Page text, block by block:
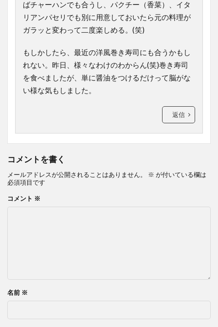
ばチャーハンでも合うし、パクチー（香菜）、イタ
リアンパセリでも別に用意しておいたら元の料理が
ガラッと変わって二度楽しめる。(笑)
もしかしたら、最近の洋風巻き寿司にも合うかもし
れない。昨日、様々なわけのわからん(笑)巻き寿司
を食べましたが、単に醤油をつけるだけって脳がな
い様な気もしました。
返信
コメントを書く
メールアドレスが公開されることはありません。 ※ が付いている欄は
必須項目です
コメント ※
名前 ※